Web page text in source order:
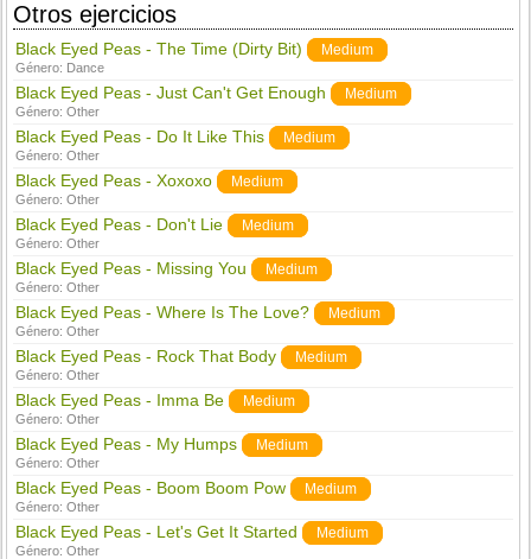
Otros ejercicios
Black Eyed Peas - The Time (Dirty Bit) Medium
Género: Dance
Black Eyed Peas - Just Can't Get Enough Medium
Género:Other
Black Eyed Peas - Do It Like This Medium
Género:Other
Black Eyed Peas - Xoxoxo Medium
Género:Other
Black Eyed Peas - Don't Lie Medium
Género:Other
Black Eyed Peas - Missing You Medium
Género:Other
Black Eyed Peas - Where Is The Love? Medium
Género:Other
Black Eyed Peas - Rock That Body Medium
Género:Other
Black Eyed Peas - Imma Be Medium
Género:Other
Black Eyed Peas - My Humps Medium
Género:Other
Black Eyed Peas - Boom Boom Pow Medium
Género:Other
Black Eyed Peas - Let's Get It Started Medium
Género:Other